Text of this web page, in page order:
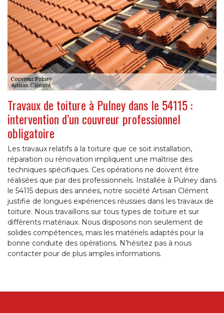
Travaux de toiture à Pulney dans le 54115 :
intervention d’un couvreur professionnel
obligatoire
Les travaux relatifs à la toiture que ce soit installation,
réparation ou rénovation impliquent une maîtrise des
techniques spécifiques. Ces opérations ne doivent être
réalisées que par des professionnels. Installée à Pulney dans
le 54115 depuis des années, notre société Artisan Clément
justifie de longues expériences réussies dans les travaux de
toiture. Nous travaillons sur tous types de toiture et sur
différents matériaux. Nous disposons non seulement de
solides compétences, mais les matériels adaptés pour la
bonne conduite des opérations. N’hésitez pas à nous
contacter pour de plus amples informations.